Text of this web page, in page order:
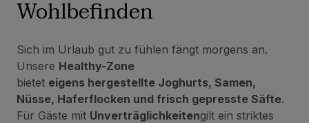
Wohlbefinden
Sich im Urlaub gut zu fühlen fängt morgens an.
Unsere Healthy-Zone
bietet eigens hergestellte Joghurts, Samen,
Nüsse, Haferflocken und frisch gepresste Säfte.
Für Gäste mit Unverträglichkeitengilt ein striktes